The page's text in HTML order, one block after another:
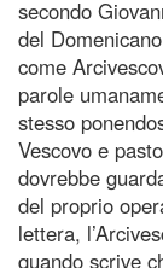
secondo
del
come
parole
stesso
Vescovo e
dovrebbe
del proprio
lettera,
quando scrive